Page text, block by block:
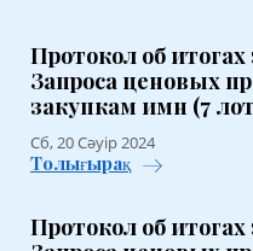
Протокол об
Запроса ценовых
закупкам имн (7
Сб, 20 Сәуір 2024
Толығырақ
Протокол об